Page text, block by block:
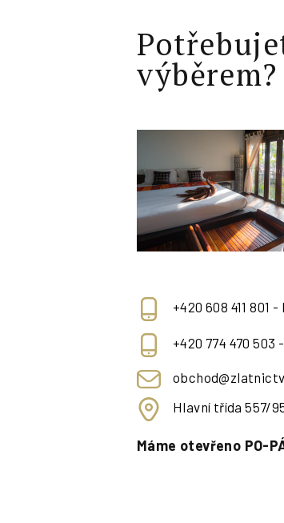
výběrem?
+420 608 411 801
+420 774 470 503
Hlavní třída 557/
Máme otevřeno PO-